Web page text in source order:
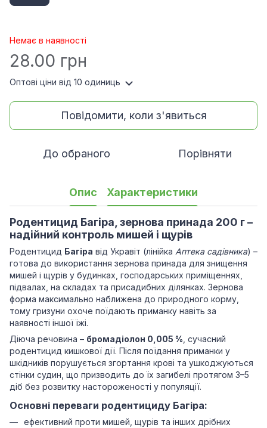
Немає в наявності
28.00 грн
Оптові ціни від 10 одиниць
Повідомити, коли з'явиться
До обраного Порівняти
Опис Характеристики
Родентицид Багіра, зернова принада 200 г –
надійний контроль мишей і щурів
Родентицид Багіра від Укравіт (лінійка Аптека садівника) –
готова до використання зернова принада для знищення
мишей і щурів у будинках, господарських приміщеннях,
підвалах, на складах та присадибних ділянках. Зернова
форма максимально наближена до природного корму,
тому гризуни охоче поїдають приманку навіть за
наявності іншої їжі.
Діюча речовина – бромадіолон 0,005 % , сучасний
родентицид кишкової дії. Після поїдання приманки у
шкідників порушується згортання крові та ушкоджуються
стінки судин, що призводить до їх загибелі протягом 3–5
діб без розвитку настороженості у популяції.
Основні переваги родентициду Багіра:
ефективний проти мишей, щурів та інших дрібних